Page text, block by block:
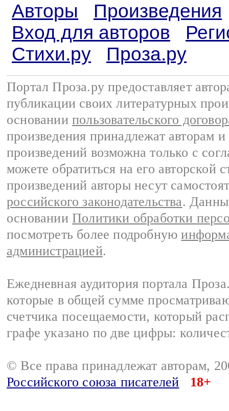
Авторы
Произведения
Вход для авторов
Стихи.ру
Проза.ру
Портал Проза.ру предоставляет
публикации своих литературных
основании пользовательского
произведения принадлежат авторам
произведений возможна только с
можете обратиться на его авторской
произведений авторы несут
российского законодательства.
основании Политики обработки
посмотреть более подробную
администрацией.
Ежедневная аудитория портала
которые в общей сумме
счетчика посещаемости, который
графе указано по две цифры:
© Все права принадлежат авторам,
Российского союза писателей
18+